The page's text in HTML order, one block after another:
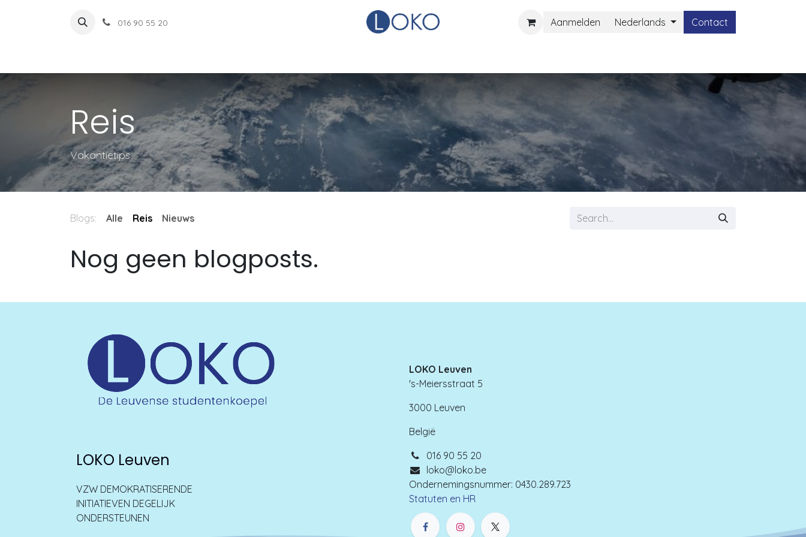
016 90 55 20 Aanmelden Nederlands Contact
Reis
Vakantietips
Blogs: Alle Reis Nieuws
Nog geen blogposts.
LOKO Leuven
's-Meiersstraat 5
3000 Leuven
België
016 90 55 20
loko@loko.be
Ondernemingsnummer: 0430.289.723
Statuten en HR
VZW DEMOKRATISERENDE
INITIATIEVEN DEGELIJK
ONDERSTEUNEN
LOKO Leuven